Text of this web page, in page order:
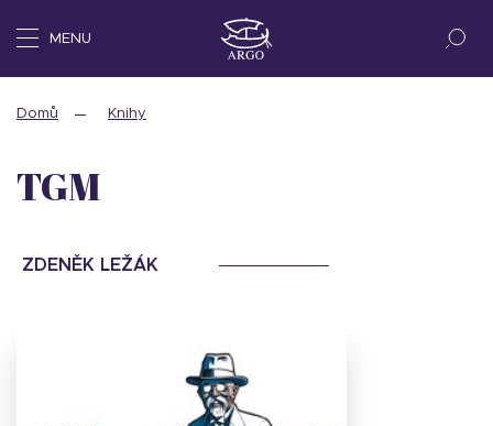
MENU
Domů Knihy
TGM
ZDENĚK LEŽÁK